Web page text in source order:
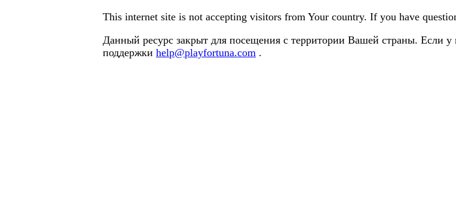
This internet site is not accepting visitors from Your country. If you have
Данный ресурс закрыт для посещения с территории Вашей страны. Если
поддержки help@playfortuna.com .